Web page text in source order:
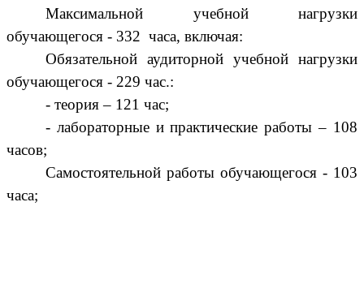
Максимальной учебной нагрузки
обучающегося - 332 часа, включая:
Обязательной аудиторной учебной нагрузки
обучающегося - 229 час.:
- теория – 121 час;
- лабораторные и практические работы – 108
часов;
Самостоятельной работы обучающегося - 103
часа;